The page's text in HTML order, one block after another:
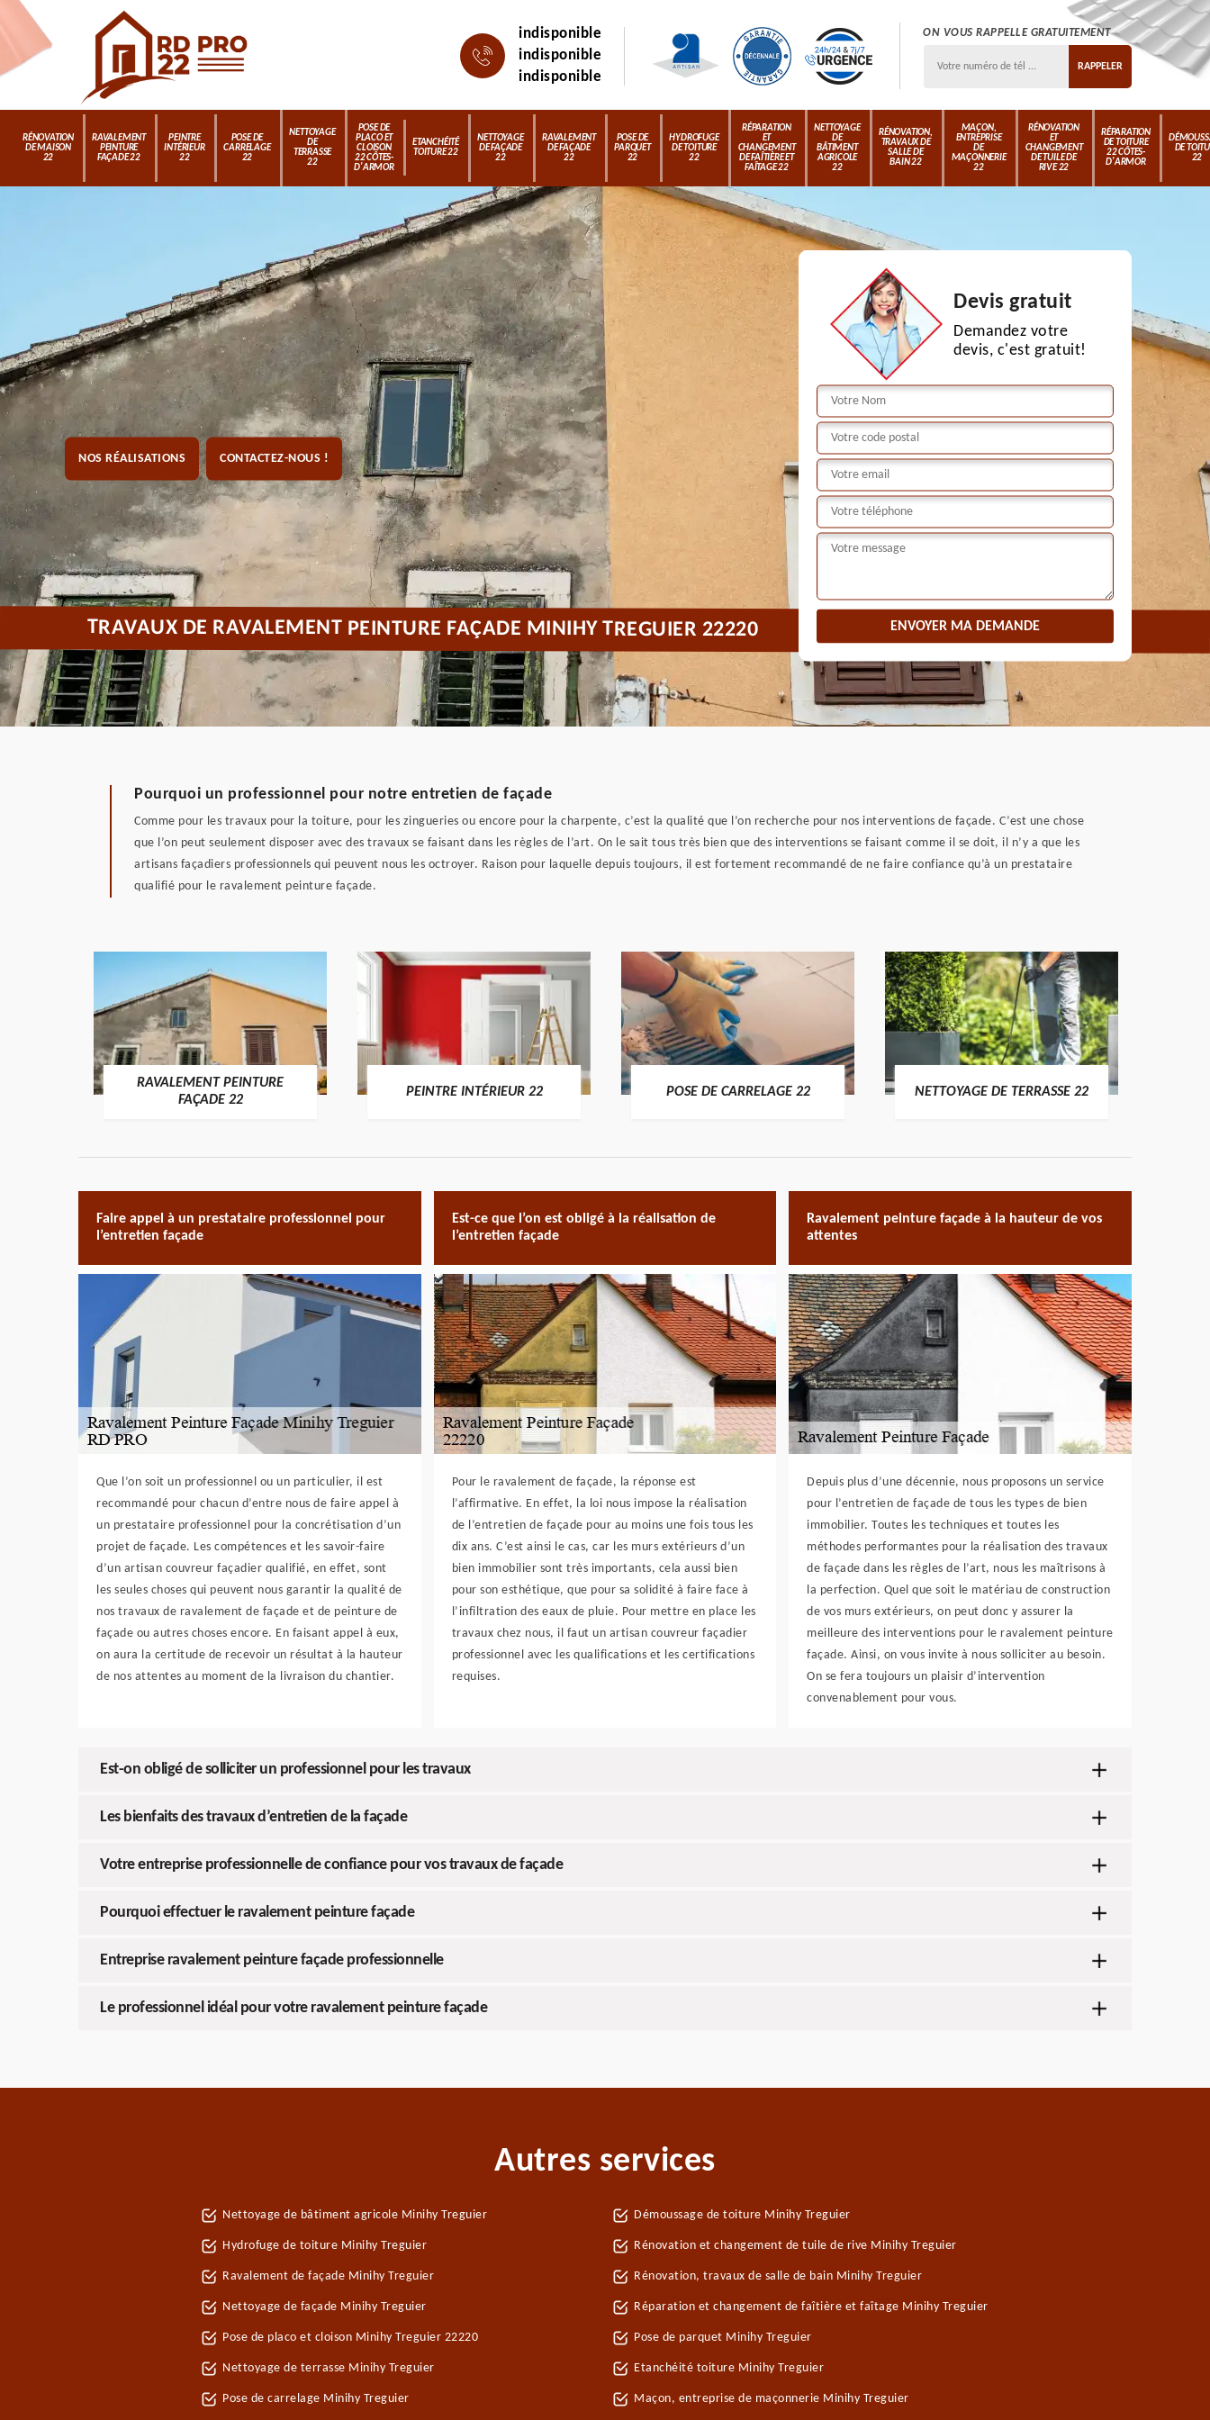
indisponible
indisponible
indisponible
ON VOUS RAPPELLE GRATUITEMENT
RÉNOVATION
DE MAISON
22
RAVALEMENT
PEINTURE
FAÇADE 22
PEINTRE
INTÉRIEUR
22
POSE DE
CARRELAGE
22
NETTOYAGE
DE
TERRASSE
22
POSE DE
PLACO ET
CLOISON
22 CÔTES-
D'ARMOR
ETANCHÉITÉ
TOITURE 22
NETTOYAGE
DE FAÇADE
22
RAVALEMENT
DE FAÇADE
22
POSE DE
PARQUET
22
HYDROFUGE
DE TOITURE
22
RÉPARATION
ET
CHANGEMENT
DE FAÎTIÈRE ET
FAÎTAGE 22
NETTOYAGE
DE
BÂTIMENT
AGRICOLE
22
RÉNOVATION,
TRAVAUX DE
SALLE DE
BAIN 22
MAÇON,
ENTREPRISE
DE
MAÇONNERIE
22
RÉNOVATION
ET
CHANGEMENT
DE TUILE DE
RIVE 22
RÉPARATION
DE TOITURE
22 CÔTES-
D'ARMOR
DE
22
NOS RÉALISATIONS CONTACTEZ-NOUS !
Devis gratuit
Demandez votre
devis, c'est gratuit!
TRAVAUX DE RAVALEMENT PEINTURE FAÇADE MINIHY TREGUIER 22220
Pourquoi un professionnel pour notre entretien de façade
Comme pour les travaux pour la toiture, pour les zingueries ou encore pour la charpente, c’est la qualité que l’on recherche pour nos interventions de façade. C’est une chose
que l’on peut seulement disposer avec des travaux se faisant dans les règles de l’art. On le sait tous très bien que des interventions se faisant comme il se doit, il n’y a que les
artisans façadiers professionnels qui peuvent nous les octroyer. Raison pour laquelle depuis toujours, il est fortement recommandé de ne faire confiance qu’à un prestataire
qualifié pour le ravalement peinture façade.
RAVALEMENT PEINTURE
FAÇADE 22
PEINTRE INTÉRIEUR 22 POSE DE CARRELAGE 22 NETTOYAGE DE TERRASSE 22
Faire appel à un prestataire professionnel pour
l’entretien façade
Que l’on soit un professionnel ou un particulier, il est
recommandé pour chacun d’entre nous de faire appel à
un prestataire professionnel pour la concrétisation d’un
projet de façade. Les compétences et les savoir-faire
d’un artisan couvreur façadier qualifié, en effet, sont
les seules choses qui peuvent nous garantir la qualité de
nos travaux de ravalement de façade et de peinture de
façade ou autres choses encore. En faisant appel à eux,
on aura la certitude de recevoir un résultat à la hauteur
de nos attentes au moment de la livraison du chantier.
Est-ce que l’on est obligé à la réalisation de
l’entretien façade
Pour le ravalement de façade, la réponse est
l’affirmative. En effet, la loi nous impose la réalisation
de l’entretien de façade pour au moins une fois tous les
dix ans. C’est ainsi le cas, car les murs extérieurs d’un
bien immobilier sont très importants, cela aussi bien
pour son esthétique, que pour sa solidité à faire face à
l’infiltration des eaux de pluie. Pour mettre en place les
travaux chez nous, il faut un artisan couvreur façadier
professionnel avec les qualifications et les certifications
requises.
Ravalement peinture façade à la hauteur de vos
attentes
Depuis plus d’une décennie, nous proposons un service
pour l’entretien de façade de tous les types de bien
immobilier. Toutes les techniques et toutes les
méthodes performantes pour la réalisation des travaux
de façade dans les règles de l’art, nous les maîtrisons à
la perfection. Quel que soit le matériau de construction
de vos murs extérieurs, on peut donc y assurer la
meilleure des interventions pour le ravalement peinture
façade. Ainsi, on vous invite à nous solliciter au besoin.
On se fera toujours un plaisir d’intervention
convenablement pour vous.
Est-on obligé de solliciter un professionnel pour les travaux
Les bienfaits des travaux d’entretien de la façade
Votre entreprise professionnelle de confiance pour vos travaux de façade
Pourquoi effectuer le ravalement peinture façade
Entreprise ravalement peinture façade professionnelle
Le professionnel idéal pour votre ravalement peinture façade
Autres services
Nettoyage de bâtiment agricole Minihy Treguier
Hydrofuge de toiture Minihy Treguier
Ravalement de façade Minihy Treguier
Nettoyage de façade Minihy Treguier
Pose de placo et cloison Minihy Treguier 22220
Nettoyage de terrasse Minihy Treguier
Pose de carrelage Minihy Treguier
Démoussage de toiture Minihy Treguier
Rénovation et changement de tuile de rive Minihy Treguier
Rénovation, travaux de salle de bain Minihy Treguier
Réparation et changement de faîtière et faîtage Minihy Treguier
Pose de parquet Minihy Treguier
Etanchéité toiture Minihy Treguier
Maçon, entreprise de maçonnerie Minihy Treguier